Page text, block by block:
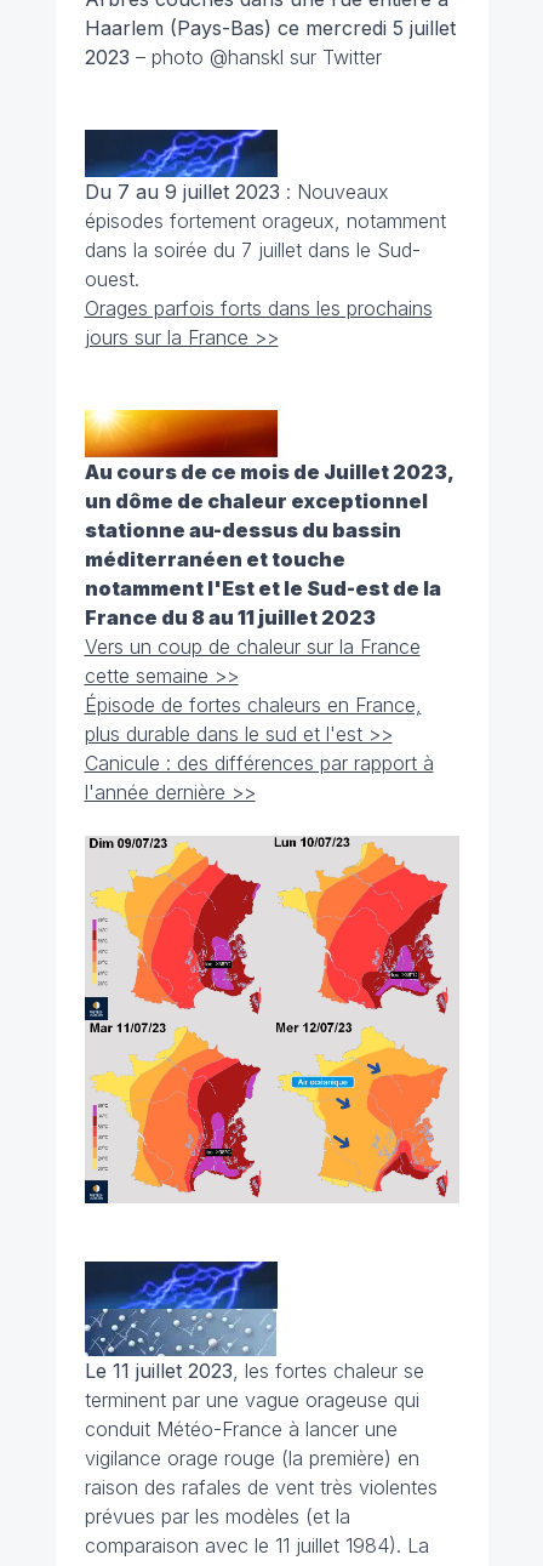
Haarlem (Pays-Bas) ce mercredi 5 juillet
2023 – photo @hanskl sur Twitter
Du 7 au 9 juillet 2023 : Nouveaux
épisodes fortement orageux, notamment
dans la soirée du 7 juillet dans le Sud-
ouest.
Orages parfois forts dans les prochains
jours sur la France >>
Au cours de ce mois de Juillet 2023,
un dôme de chaleur exceptionnel
stationne au-dessus du bassin
méditerranéen et touche
notamment l'Est et le Sud-est de la
France du 8 au 11 juillet 2023
Vers un coup de chaleur sur la France
cette semaine >>
Épisode de fortes chaleurs en France,
plus durable dans le sud et l'est >>
Canicule : des différences par rapport à
l'année dernière >>
Le 11 juillet 2023 , les fortes chaleur se
terminent par une vague orageuse qui
conduit Météo-France à lancer une
vigilance orage rouge (la première) en
raison des rafales de vent très violentes
prévues par les modèles (et la
comparaison avec le 11 juillet 1984). La